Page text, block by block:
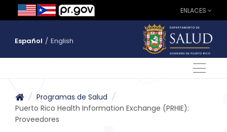
ENLACES
Español / English
/ Programas de Salud /
Puerto Rico Health Information Exchange (PRHIE):
Proveedores